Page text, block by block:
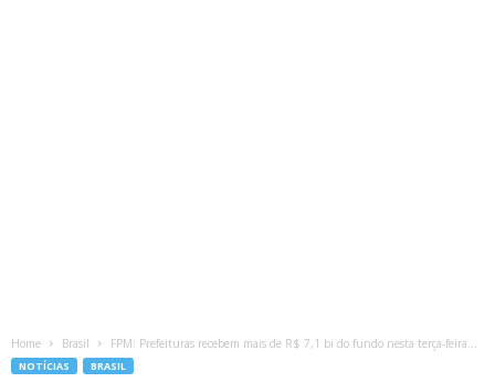
Home Brasil FPM: Prefeituras recebem mais de R$ 7,1 bi do fundo nesta terça-feira...
NOTÍCIAS BRASIL